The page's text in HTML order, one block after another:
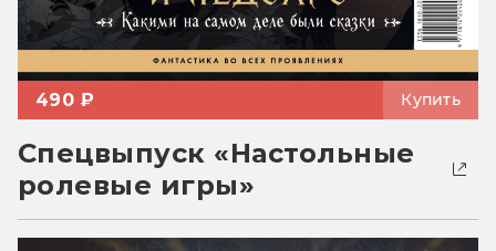
490 ₽ Купить
Спецвыпуск «Настольные
ролевые игры»